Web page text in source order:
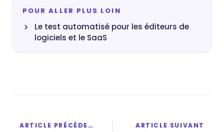
POUR ALLER PLUS LOIN
Le test automatisé pour les éditeurs de
logiciels et le SaaS
ARTICLE PRÉCÉDENT ARTICLE SUIVANT